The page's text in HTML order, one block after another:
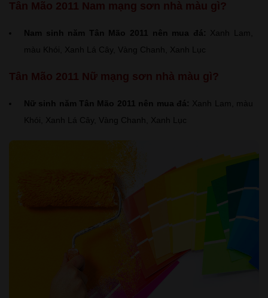
Tân Mão 2011 Nam mạng sơn nhà màu gì?
Nam sinh năm Tân Mão 2011 nên mua đá: Xanh Lam,
màu Khói, Xanh Lá Cây, Vàng Chanh, Xanh Lục
Tân Mão 2011 Nữ mạng sơn nhà màu gì?
Nữ sinh năm Tân Mão 2011 nên mua đá: Xanh Lam, màu
Khói, Xanh Lá Cây, Vàng Chanh, Xanh Lục